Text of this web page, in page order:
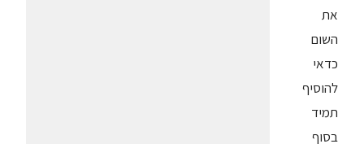
את
השום
כדאי
להוסיף
תמיד
בסוף